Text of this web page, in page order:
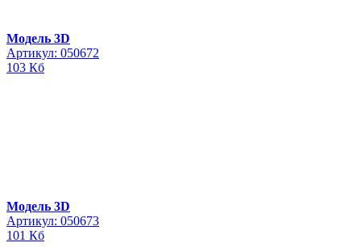
Модель 3D
Артикул: 050672
103 Кб
Модель 3D
Артикул: 050673
101 Кб